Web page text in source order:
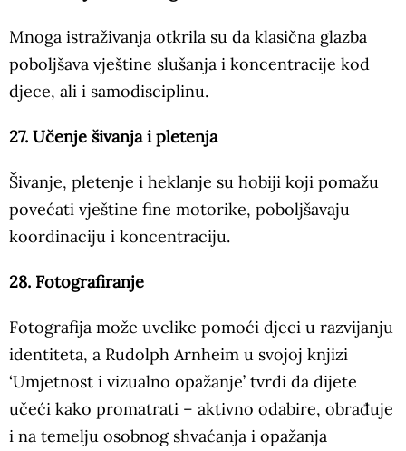
Mnoga istraživanja otkrila su da klasična glazba
poboljšava vještine slušanja i koncentracije kod
djece, ali i samodisciplinu.
27. Učenje šivanja i pletenja
Šivanje, pletenje i heklanje su hobiji koji pomažu
povećati vještine fine motorike, poboljšavaju
koordinaciju i koncentraciju.
28. Fotografiranje
Fotografija može uvelike pomoći djeci u razvijanju
identiteta, a Rudolph Arnheim u svojoj knjizi
‘Umjetnost i vizualno opažanje’ tvrdi da dijete
učeći kako promatrati – aktivno odabire, obrađuje
i na temelju osobnog shvaćanja i opažanja